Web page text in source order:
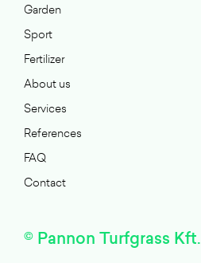
Garden
Sport
Fertilizer
About us
Services
References
FAQ
Contact
© Pannon Turfgrass Kft.